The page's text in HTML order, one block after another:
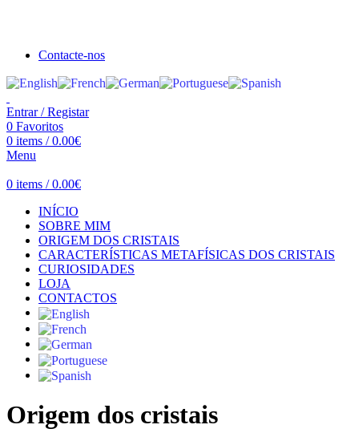
Contacte-nos
Entrar / Registar
0 Favoritos
0 items / 0.00€
Menu
0 items / 0.00€
INÍCIO
SOBRE MIM
ORIGEM DOS CRISTAIS
CARACTERÍSTICAS METAFÍSICAS DOS CRISTAIS
CURIOSIDADES
LOJA
CONTACTOS
Origem dos cristais